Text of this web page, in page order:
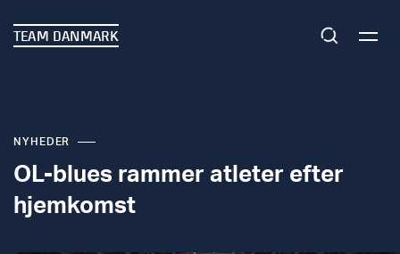
TEAM DANMARK
NYHEDER
OL-blues rammer atleter efter
hjemkomst